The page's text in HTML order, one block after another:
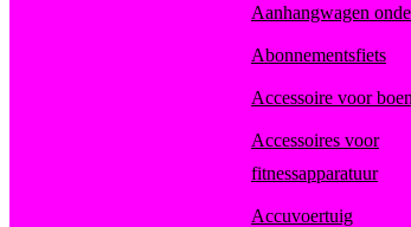
Aanhangwagen
Abonnementsfiets
Accessoire voor
Accessoires voor
fitnessapparatuur
Accuvoertuig